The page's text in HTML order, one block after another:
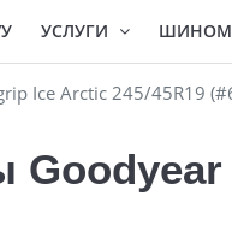
УСЛУГИ
Ice Arctic 245/45R19